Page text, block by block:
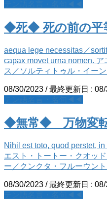
◆死◆ 死の前の平
aequa lege necessitas／
capax movet urna nomen.
ス／ソルティトゥル・イー
08/30/2023 / 最終更新日 :
◆無常◆ 万物変
Nihil est toto, quod perstet,
エスト・トートー・クオッ
ー／クンクタ・フルーウン
08/30/2023 / 最終更新日 :